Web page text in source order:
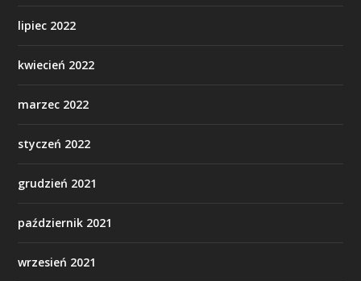
lipiec 2022
kwiecień 2022
marzec 2022
styczeń 2022
grudzień 2021
październik 2021
wrzesień 2021